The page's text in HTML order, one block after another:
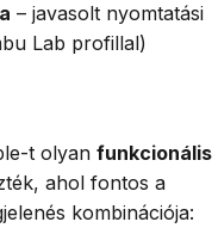
– javasolt nyomtatási
Lab profillal)
t olyan funkcionális
ahol fontos a
kombinációja: